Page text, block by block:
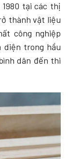
tại các thị
thành vật liệu
công nghiệp
diện trong hầu
dân đến thi